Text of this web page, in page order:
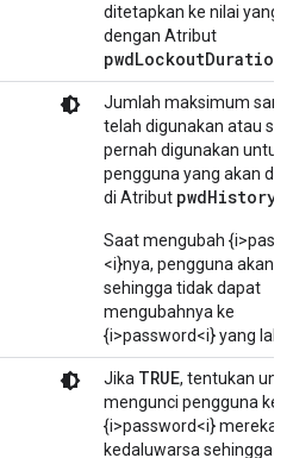
ditetapkan ke nilai yang
dengan Atribut
pwdLockoutDuration
Jumlah maksimum
telah digunakan atau
pernah digunakan untuk
pengguna yang akan
di Atribut pwdHistory
Saat mengubah
<i}nya, pengguna akan
sehingga tidak dapat
mengubahnya ke
{i>password<i} yang lalu.
Jika TRUE, tentukan
mengunci pengguna
{i>password<i} mereka
kedaluwarsa sehingga